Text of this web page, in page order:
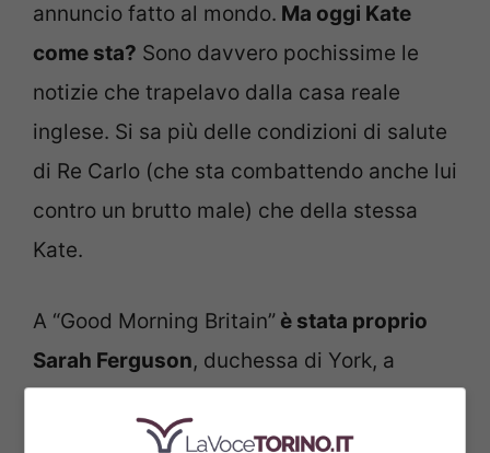
annuncio fatto al mondo. Ma oggi Kate
come sta? Sono davvero pochissime le
notizie che trapelavo dalla casa reale
inglese. Si sa più delle condizioni di salute
di Re Carlo (che sta combattendo anche lui
contro un brutto male) che della stessa
Kate.
A “Good Morning Britain” è stata proprio
Sarah Ferguson, duchessa di York, a
come sta Kate,ma anche a fornire